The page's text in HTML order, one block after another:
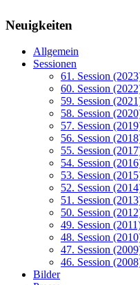
Neuigkeiten
Allgemein
Sessionen
61. Session
60. Session
59. Session
58. Session
57. Session
56. Session
55. Session
54. Session
53. Session
52. Session
51. Session
50. Session
49. Session
48. Session
47. Session
46. Session
Bilder